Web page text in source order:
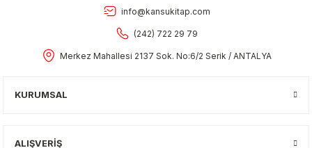
info@kansukitap.com
(242) 722 29 79
Merkez Mahallesi 2137 Sok. No:6/2 Serik / ANTALYA
KURUMSAL
ALIŞVERİŞ